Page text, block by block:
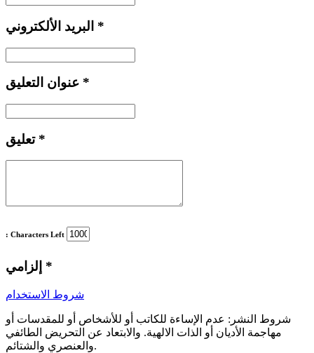
*
*
تعليق *
: Characters Left
*
شروط الاستخدام
شروط النشر: عدم الإساءة للكاتب أو للأشخاص أو للمقدسات أو
مهاجمة الأديان أو الذات الالهية. والابتعاد عن التحريض الطائفي
والعنصري والشتائم.